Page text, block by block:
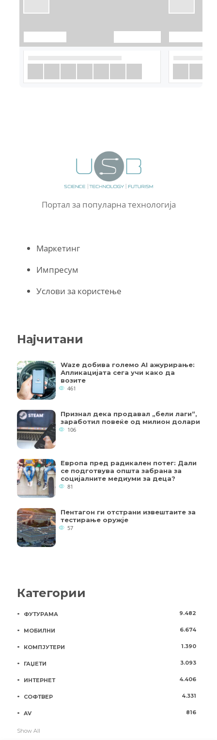
Портал за популарна технологија
Маркетинг
Импресум
Услови за користење
Најчитани
Waze добива големо AI ажурирање:
Апликацијата сега учи како да
возите
461
Признал дека продавал „бели лаги“,
заработил повеќе од милион долари
106
Европа пред радикален потег: Дали
се подготвува општа забрана за
социјалните медиуми за деца?
81
Пентагон ги отстрани извештаите за
тестирање оружје
57
Категории
ФУТУРАМА 9.482
МОБИЛНИ 6.674
КОМПЈУТЕРИ 1.390
ГАЏЕТИ 3.093
ИНТЕРНЕТ 4.406
СОФТВЕР 4.331
AV 816
Show All